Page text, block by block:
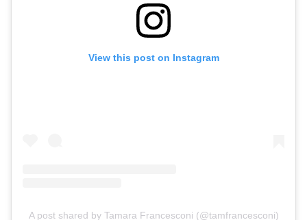
View this post on Instagram
A post shared by Tamara Francesconi (@tamfrancesconi)